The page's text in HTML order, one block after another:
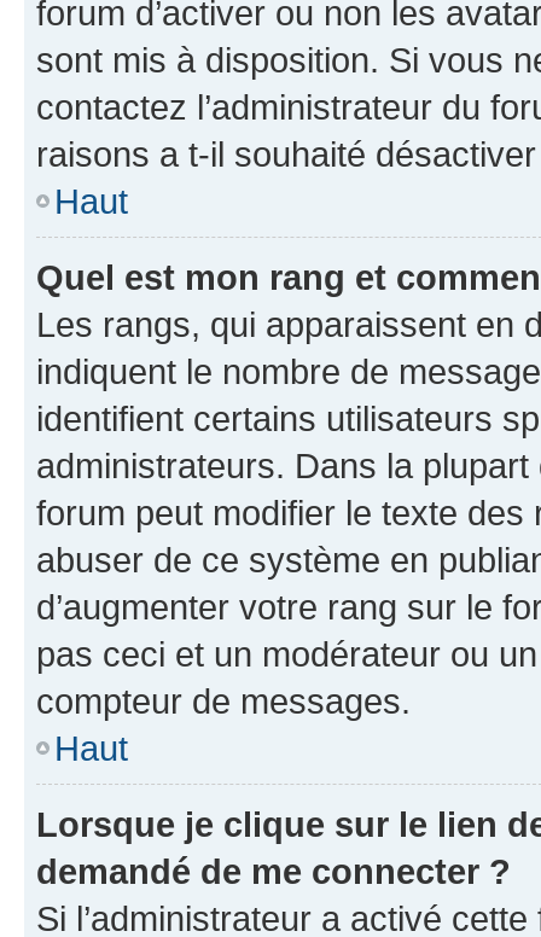
forum d’activer ou non les
sont mis à disposition. Si vous
contactez l’administrateur du
raisons a t-il souhaité
Haut
Quel est mon rang et
Les rangs, qui apparaissent en
indiquent le nombre de
identifient certains utilisateurs
administrateurs. Dans la
forum peut modifier le texte
abuser de ce système en
d’augmenter votre rang sur le
pas ceci et un modérateur ou
compteur de messages.
Haut
Lorsque je clique sur le lien
demandé de me connecter ?
Si l’administrateur a activé